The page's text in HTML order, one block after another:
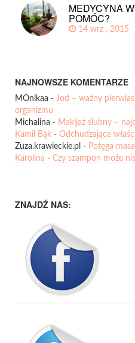
MEDYCYNA
POMÓC?
14 wrz , 2015
NAJNOWSZE KOMENTARZE
MOnikaa - Jod – ważny
organizmu
Michalina - Makijaż ślubny –
Kamil Bąk - Odchudzające
Zuza.krawieckie.pl - Potęga
Karolina - Czy szampon może
ZNAJDŹ NAS: